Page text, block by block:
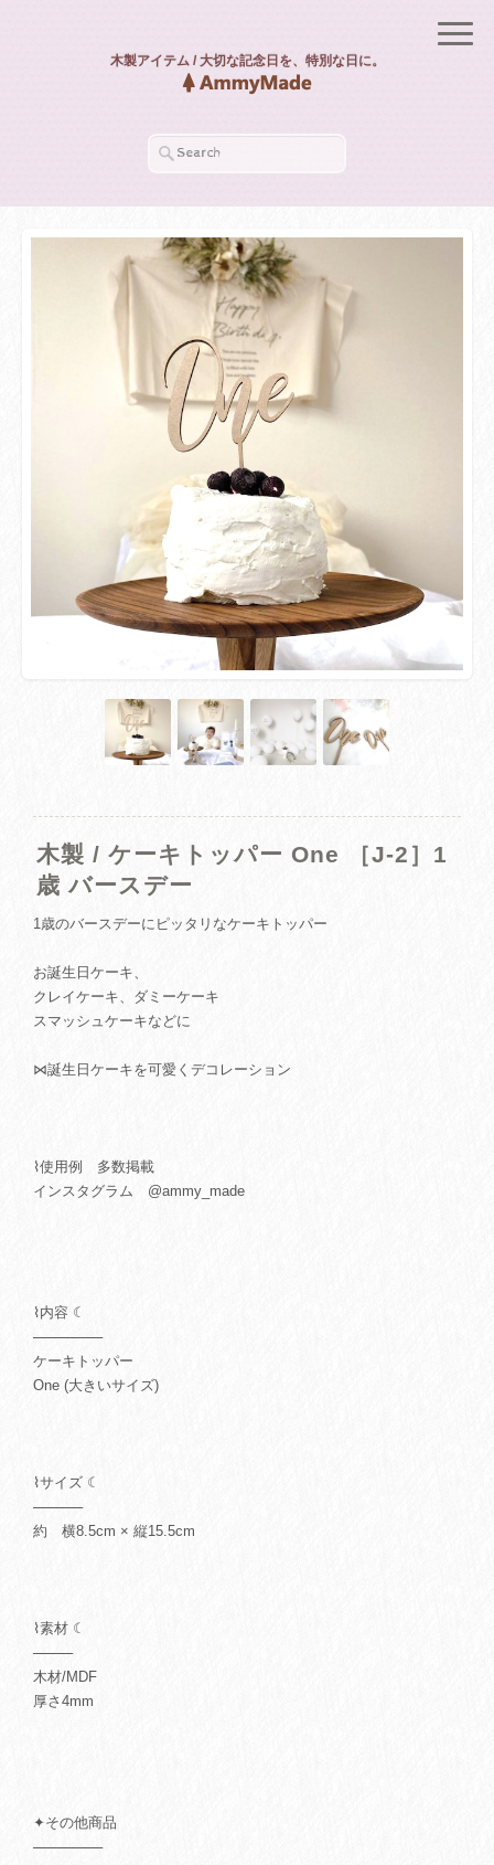
木製アイテム / 大切な記念日を、特別な日に。
木製 / ケーキトッパー One ［J-2］1
歳 バースデー
1歳のバースデーにピッタリなケーキトッパー
お誕生日ケーキ、
クレイケーキ、ダミーケーキ
スマッシュケーキなどに
⋈誕生日ケーキを可愛くデコレーション
⌇使用例 多数掲載
インスタグラム @ammy_made
⌇内容 ☾
───────
ケーキトッパー
One (大きいサイズ)
⌇サイズ ☾
─────
約 横8.5cm × 縦15.5cm
⌇素材 ☾
────
木材/MDF
厚さ4mm
✦その他商品
───────